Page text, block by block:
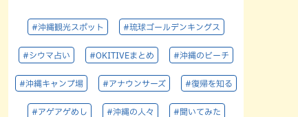
#沖縄観光スポット #琉球ゴールデンキングス
#シウマ占い #OKITIVEまとめ #沖縄のビーチ
#沖縄キャンプ場 #アナウンサーズ #復帰を知る
#アゲアゲめし #沖縄の人々 #聞いてみた